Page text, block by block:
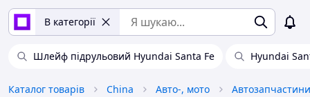
В категорії
Шлейф підрульовий Hyundai Santa Fe Hyundai
Каталог товарів China Авто-, мото Автозапчастини